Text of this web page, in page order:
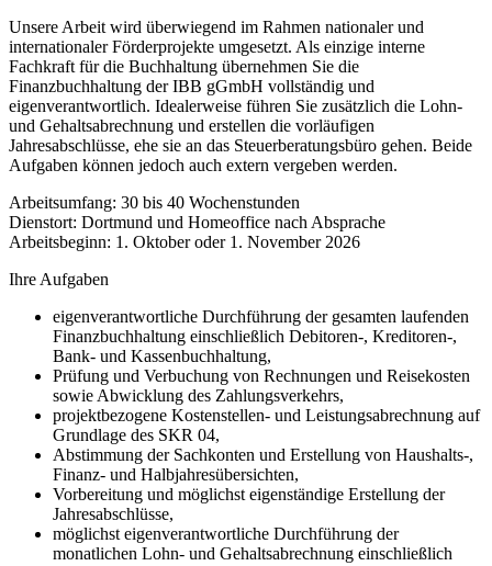
Unsere Arbeit wird überwiegend im Rahmen nationaler und
internationaler Förderprojekte umgesetzt. Als einzige interne
Fachkraft für die Buchhaltung übernehmen Sie die
Finanzbuchhaltung der IBB gGmbH vollständig und
eigenverantwortlich. Idealerweise führen Sie zusätzlich die Lohn-
und Gehaltsabrechnung und erstellen die vorläufigen
Jahresabschlüsse, ehe sie an das Steuerberatungsbüro gehen. Beide
Aufgaben können jedoch auch extern vergeben werden.
Arbeitsumfang: 30 bis 40 Wochenstunden
Dienstort: Dortmund und Homeoffice nach Absprache
Arbeitsbeginn: 1. Oktober oder 1. November 2026
Ihre Aufgaben
eigenverantwortliche Durchführung der gesamten laufenden
Finanzbuchhaltung einschließlich Debitoren-, Kreditoren-,
Bank- und Kassenbuchhaltung,
Prüfung und Verbuchung von Rechnungen und Reisekosten
sowie Abwicklung des Zahlungsverkehrs,
projektbezogene Kostenstellen- und Leistungsabrechnung auf
Grundlage des SKR 04,
Abstimmung der Sachkonten und Erstellung von Haushalts-,
Finanz- und Halbjahresübersichten,
Vorbereitung und möglichst eigenständige Erstellung der
Jahresabschlüsse,
möglichst eigenverantwortliche Durchführung der
monatlichen Lohn- und Gehaltsabrechnung einschließlich